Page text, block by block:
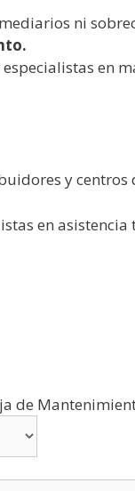
ni
en
y centros
en
de